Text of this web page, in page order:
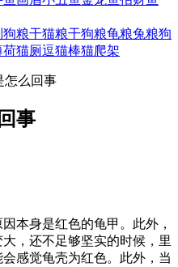
狗粮干猫粮干狗粮龟粮兔粮狗
荷猫厕逗猫棒猫爬架
怎么回事
事
本身是红色的龟甲。此外，
，还不足够坚实的时候，里
感觉龟壳为红色。此外，当